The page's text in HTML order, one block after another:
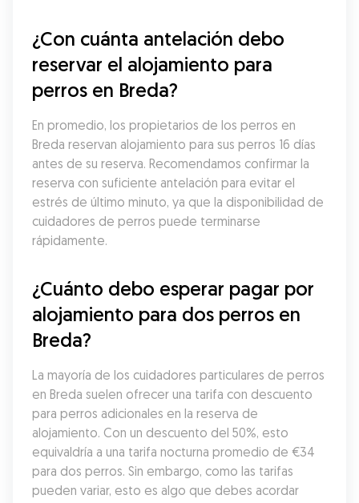
¿Con cuánta antelación debo
reservar el alojamiento para
perros en Breda?
En promedio, los propietarios de los perros en
Breda reservan alojamiento para sus perros 16 días
antes de su reserva. Recomendamos confirmar la
reserva con suficiente antelación para evitar el
estrés de último minuto, ya que la disponibilidad de
cuidadores de perros puede terminarse
rápidamente.
¿Cuánto debo esperar pagar por
alojamiento para dos perros en
Breda?
La mayoría de los cuidadores particulares de perros
en Breda suelen ofrecer una tarifa con descuento
para perros adicionales en la reserva de
alojamiento. Con un descuento del 50%, esto
equivaldría a una tarifa nocturna promedio de €34
para dos perros. Sin embargo, como las tarifas
pueden variar, esto es algo que debes acordar